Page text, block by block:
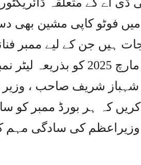
فوٹو کاپی مشین بھی
ہیں جن کے لیے ممبر
شہباز شریف صاحب ، وزیر
وزیراعظم کی سادگی مہم